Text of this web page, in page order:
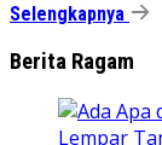
Selengkapnya
Berita Ragam